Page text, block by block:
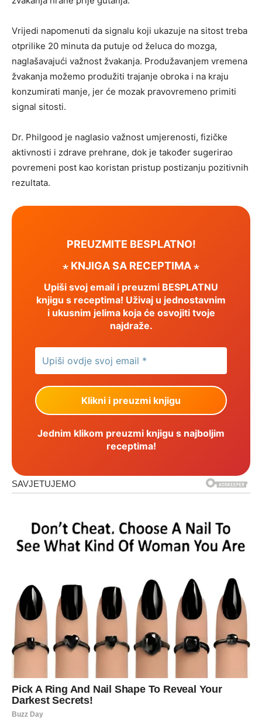
Vrijedi napomenuti da signalu koji ukazuje na sitost treba
otprilike 20 minuta da putuje od želuca do mozga,
naglašavajući važnost žvakanja. Produžavanjem vremena
žvakanja možemo produžiti trajanje obroka i na kraju
konzumirati manje, jer će mozak pravovremeno primiti
signal sitosti.
Dr. Philgood je naglasio važnost umjerenosti, fizičke
aktivnosti i zdrave prehrane, dok je također sugerirao
povremeni post kao koristan pristup postizanju pozitivnih
rezultata.
PREUZMITE BESPLATNO!
⋆ KNJIGA SA RECEPTIMA ⋆
Upiši svoj email i preuzmi BESPLATNU
knjigu s receptima! Uživaj u jednostavnim
i ukusnim jelima koja će osvojiti tvoje
najdraže.
Jednim klikom preuzmi knjigu s najboljim
receptima!